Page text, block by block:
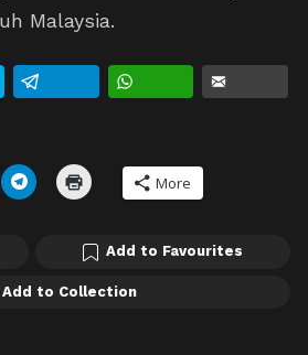
Malaysia.
More
Add to Favourites
Add to Collection